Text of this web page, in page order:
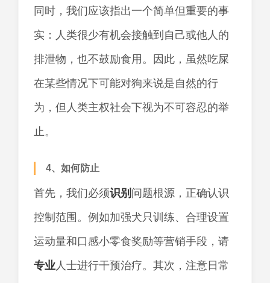
同时，我们应该指出一个简单但重要的事
实：人类很少有机会接触到自己或他人的
排泄物，也不鼓励食用。因此，虽然吃屎
在某些情况下可能对狗来说是自然的行
为，但人类主权社会下视为不可容忍的举
止。
4、如何防止
首先，我们必须识别 问题根源，正确认识
控制范围。例如加强犬只训练、合理设置
运动量和口感小零食奖励等营销手段，请
专业人士进行干预治疗。其次，注意日常